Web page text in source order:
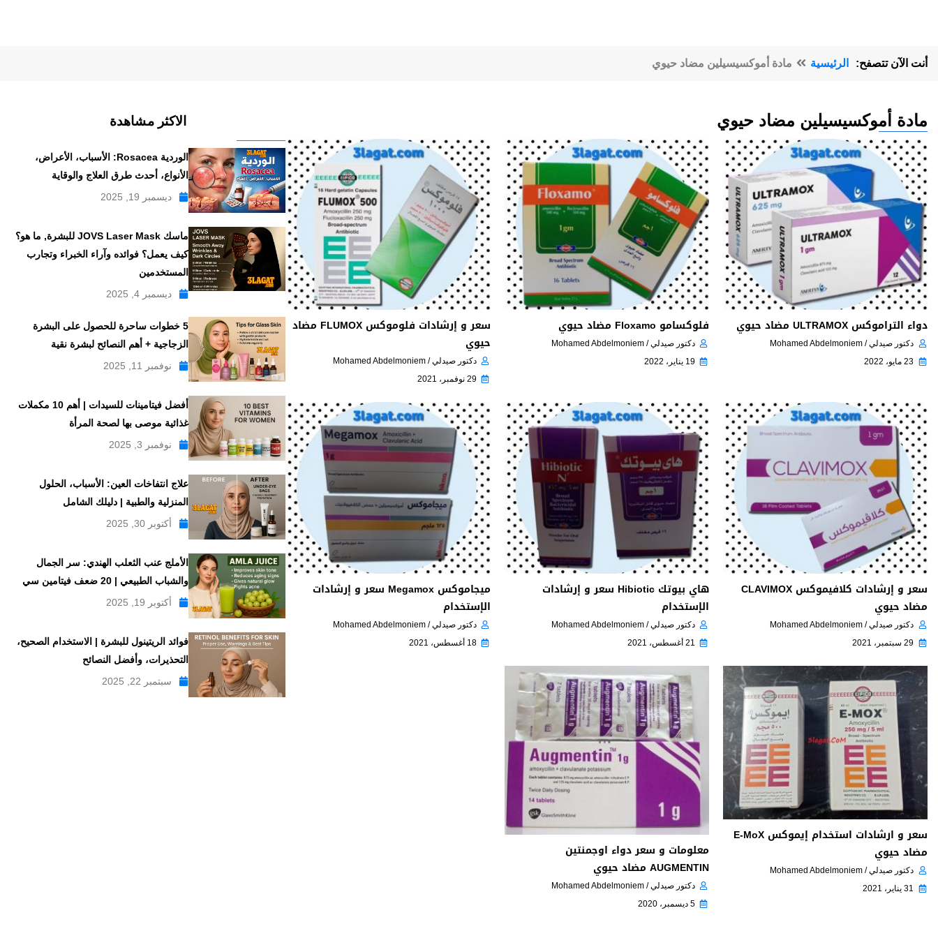
أنت الآن تتصفح: الرئيسية مادة أموكسيسيلين مضاد حيوي
مادة أموكسيسيلين مضاد حيوي
دواء التراموكس ULTRAMOX مضاد حيوي
دكتور صيدلي / Mohamed Abdelmoniem
23 مايو، 2022
فلوكسامو Floxamo مضاد حيوي
دكتور صيدلي / Mohamed Abdelmoniem
19 يناير، 2022
سعر و إرشادات فلوموكس FLUMOX مضاد
حيوي
دكتور صيدلي / Mohamed Abdelmoniem
29 نوفمبر، 2021
سعر و إرشادات كلافيموكس CLAVIMOX
مضاد حيوي
دكتور صيدلي / Mohamed Abdelmoniem
29 سبتمبر، 2021
هاي بيوتك Hibiotic سعر و إرشادات
الإستخدام
دكتور صيدلي / Mohamed Abdelmoniem
21 أغسطس، 2021
ميجاموكس Megamox سعر و إرشادات
الإستخدام
دكتور صيدلي / Mohamed Abdelmoniem
18 أغسطس، 2021
سعر و ارشادات استخدام إيموكس E-MoX
مضاد حيوي
دكتور صيدلي / Mohamed Abdelmoniem
31 يناير، 2021
معلومات و سعر دواء اوجمنتين
AUGMENTIN مضاد حيوي
دكتور صيدلي / Mohamed Abdelmoniem
5 ديسمبر، 2020
الاكثر مشاهدة
الوردية Rosacea: الأسباب، الأعراض،
الأنواع، أحدث طرق العلاج والوقاية
ديسمبر 19, 2025
ماسك JOVS Laser Mask للبشرة, ما هو؟
كيف يعمل؟ فوائده وآراء الخبراء وتجارب
المستخدمين
ديسمبر 4, 2025
5 خطوات ساحرة للحصول على البشرة
الزجاجية + أهم النصائح لبشرة نقية
نوفمبر 11, 2025
أفضل فيتامينات للسيدات | أهم 10 مكملات
غذائية موصى بها لصحة المرأة
نوفمبر 3, 2025
علاج انتفاخات العين: الأسباب، الحلول
المنزلية والطبية | دليلك الشامل
أكتوبر 30, 2025
الأملج عنب الثعلب الهندي: سر الجمال
والشباب الطبيعي | 20 ضعف فيتامين سي
أكتوبر 19, 2025
فوائد الريتينول للبشرة | الاستخدام الصحيح،
التحذيرات، وأفضل النصائح
سبتمبر 22, 2025